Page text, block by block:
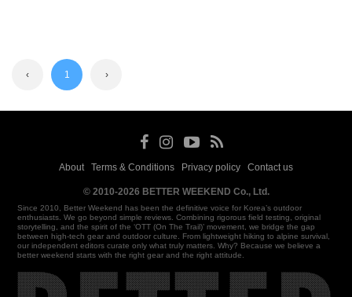
‹ 1 ›
About Terms & Conditions Privacy policy Contact us
© 2010-2026 BETTER WEEKEND Co., Ltd.
Since 2010, Better Weekend has been the definitive voice for Korea’s outdoor
enthusiasts. We go beyond simple reviews. Combining rigorous field testing, original
storytelling, and the spirit of the ‘OTT (On The Trail)’ movement, we bridge the gap
between high-tech gear and outdoor culture. From lightweight hiking to alpine survival,
our independent editors curate only what truly matters. Why? Because we believe a
better weekend starts with the right gear and the right attitude.